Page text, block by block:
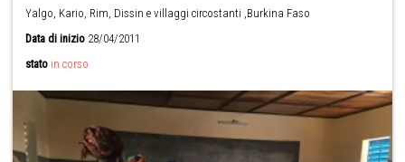
Yalgo, Kario, Rim, Dissin e villaggi circostanti ,Burkina Faso
Data di inizio 28/04/2011
stato in corso